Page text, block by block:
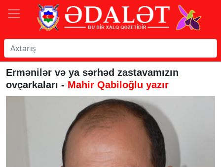
Ermənilər və ya sərhəd zastavamızın
ovçarkaları - Mahir Qabiloğlu yazır